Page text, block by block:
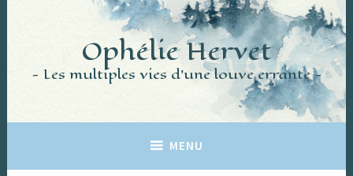
principal
Ophélie Hervet
Les multiples vies d'une louve errante
MENU